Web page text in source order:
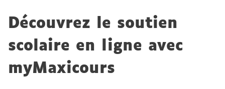
Découvrez le soutien
scolaire en ligne avec
myMaxicours